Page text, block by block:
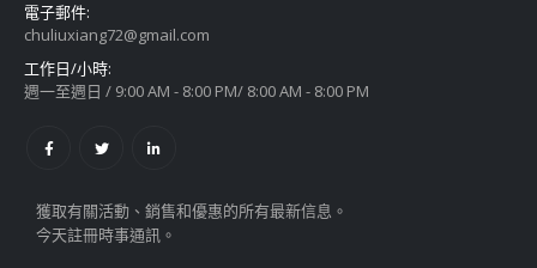
電子郵件:
chuliuxiang72@gmail.com
工作日/小時:
週一至週日 / 9:00 AM - 8:00 PM/ 8:00 AM - 8:00 PM
獲取有關活動、銷售和優惠的所有最新信息。
今天註冊時事通訊。